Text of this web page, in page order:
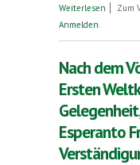
Weiterlesen überZum
Anmelden
Nach dem
Ersten
Esperanto